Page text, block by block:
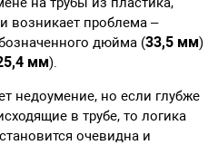
возникает проблема –
дюйма (33,5 мм)
мм).
недоумение, но если глубже
в трубе, то логика
очевидна и